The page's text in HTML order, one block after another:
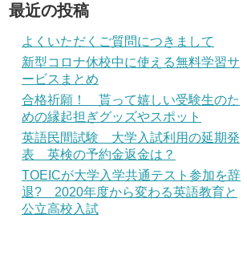
最近の投稿
よくいただくご質問につきまして
新型コロナ休校中に使える無料学習サ
ービスまとめ
合格祈願！ 貰って嬉しい受験生のた
めの縁起担ぎグッズやスポット
英語民間試験 大学入試利用の延期発
表 英検の予約金返金は？
TOEICが大学入学共通テスト参加を辞
退? 2020年度から変わる英語教育と
公立高校入試